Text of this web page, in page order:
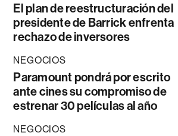
El plan de reestructuración del
presidente de Barrick enfrenta
rechazo de inversores
NEGOCIOS
Paramount pondrá por escrito
ante cines su compromiso de
estrenar 30 películas al año
NEGOCIOS